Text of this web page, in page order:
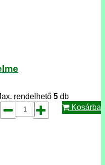
rendelhető 5 db
Kosárba